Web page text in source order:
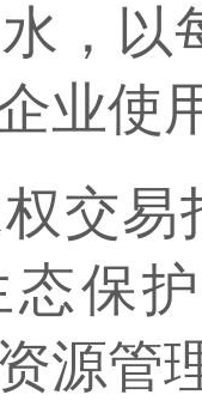
，以
业使
易
保
源管